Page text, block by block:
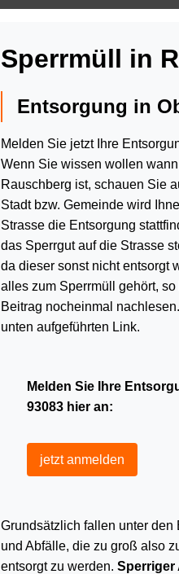
Sperrmüll in
Entsorgung in
Melden Sie jetzt Ihre
Wenn Sie wissen wollen
Rauschberg ist, schauen Sie
Stadt bzw. Gemeinde wird
Strasse die Entsorgung
das Sperrgut auf die Strasse
da dieser sonst nicht entsorgt
alles zum Sperrmüll gehört,
Beitrag nocheinmal
unten aufgeführten Link.
Melden Sie Ihre
93083 hier an:
jetzt anmelden
Grundsätzlich fallen unter den
und Abfälle, die zu groß also
entsorgt zu werden. Sperriger